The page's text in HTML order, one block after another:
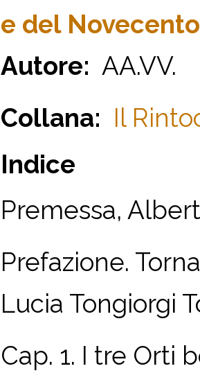
e del
Autore: AA.VV.
Collana: Il
Indice
Premessa,
Prefazione.
Lucia Tongiorgi
Cap. 1. I tre Orti